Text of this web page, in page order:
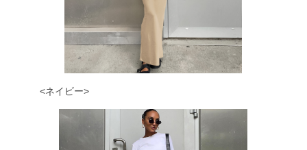
<ネイビー>